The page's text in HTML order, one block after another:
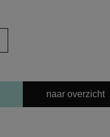
naar overzicht